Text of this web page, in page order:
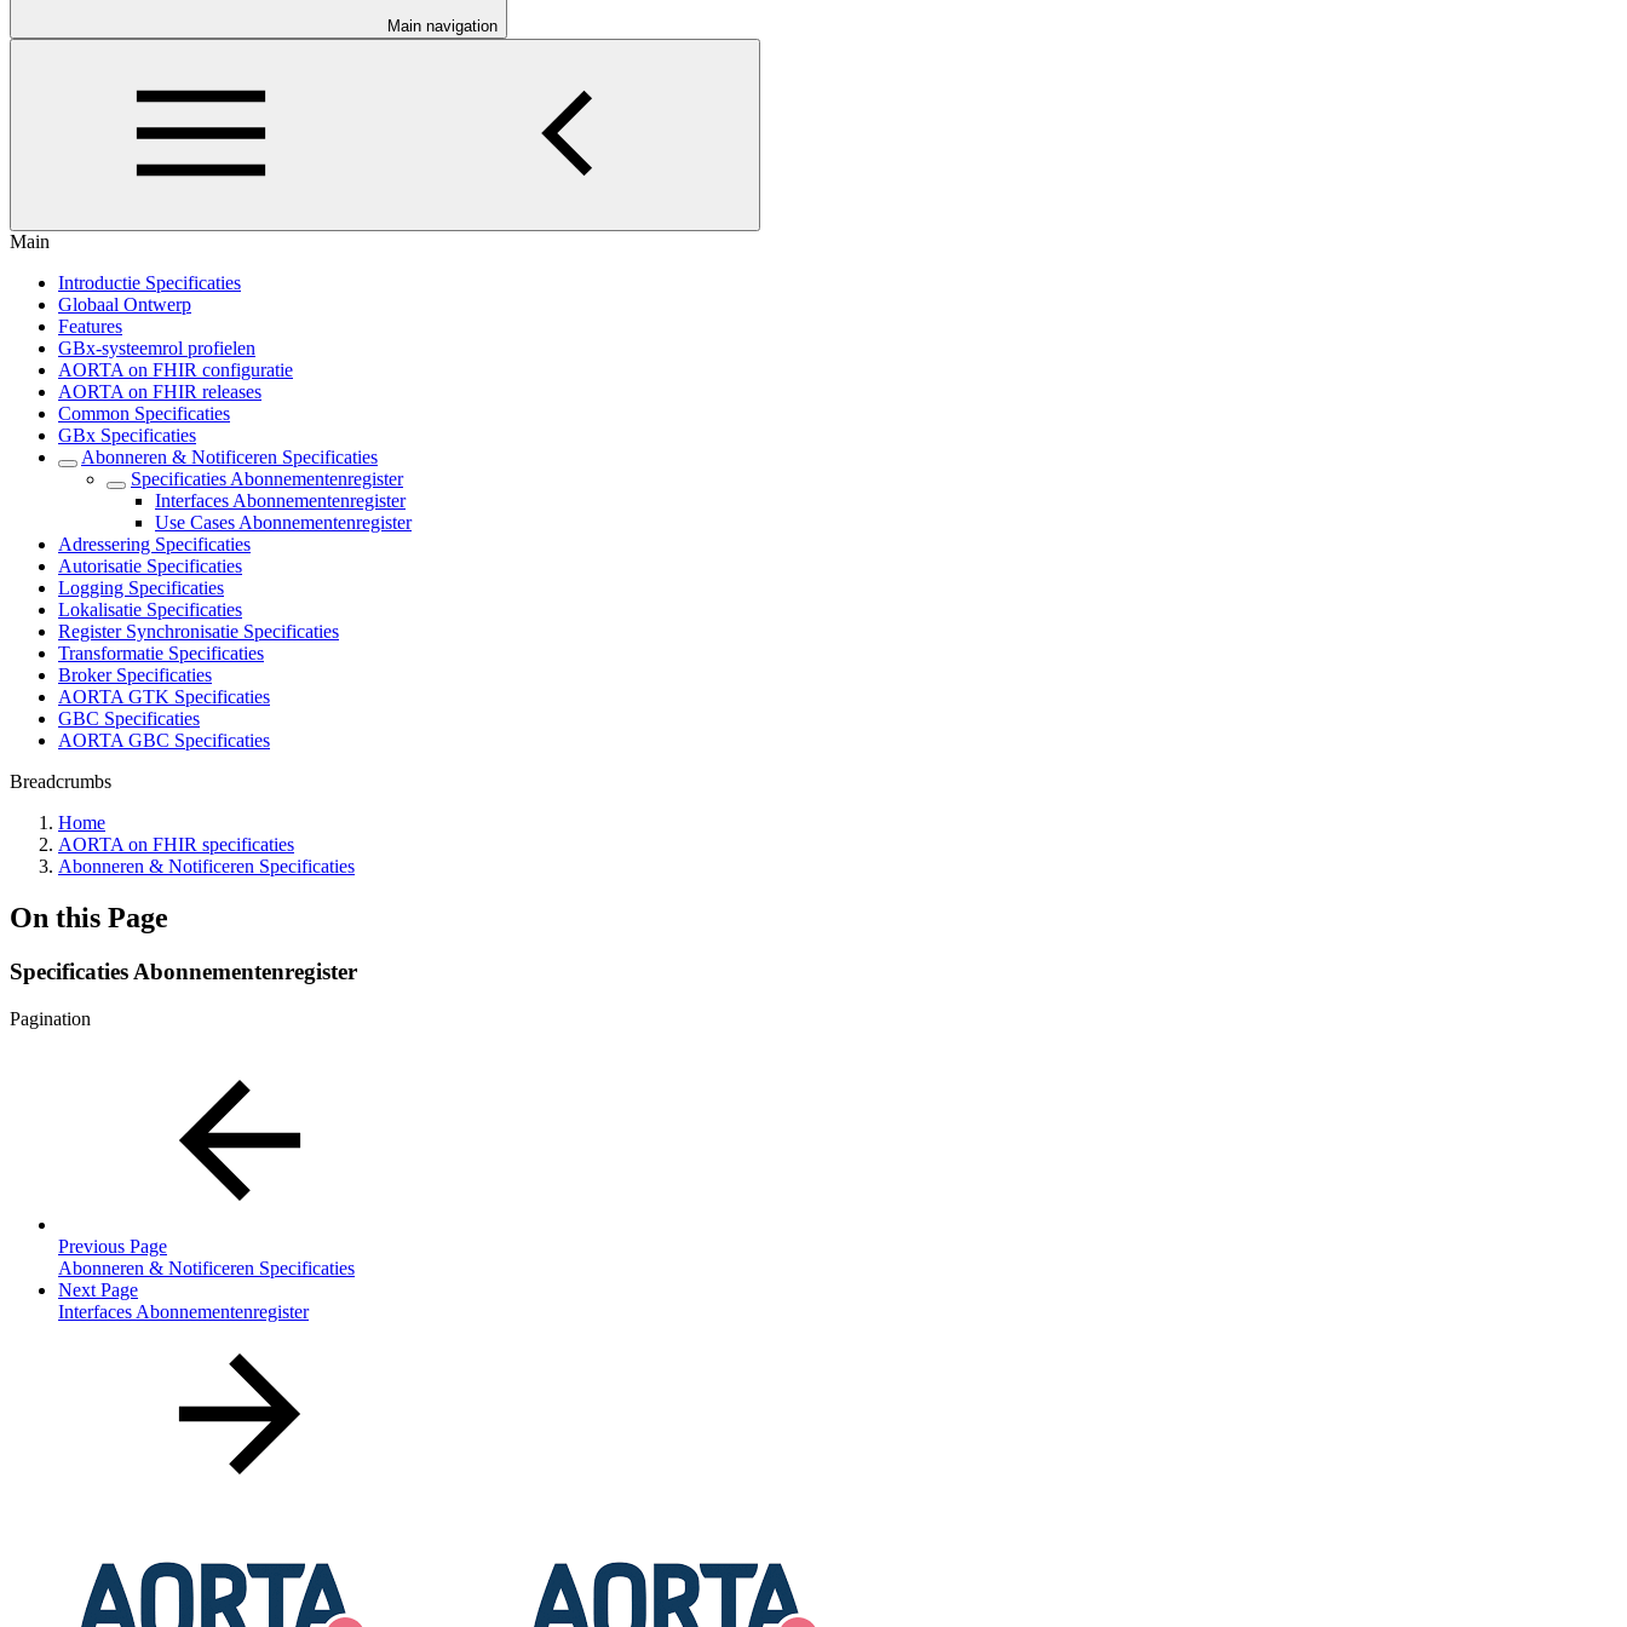
Main navigation
Main
Introductie Specificaties
Globaal Ontwerp
Features
GBx-systeemrol profielen
AORTA on FHIR configuratie
AORTA on FHIR releases
Common Specificaties
GBx Specificaties
Abonneren & Notificeren Specificaties
Specificaties Abonnementenregister
Interfaces Abonnementenregister
Use Cases Abonnementenregister
Adressering Specificaties
Autorisatie Specificaties
Logging Specificaties
Lokalisatie Specificaties
Register Synchronisatie Specificaties
Transformatie Specificaties
Broker Specificaties
AORTA GTK Specificaties
GBC Specificaties
AORTA GBC Specificaties
Breadcrumbs
Home
AORTA on FHIR specificaties
Abonneren & Notificeren Specificaties
On this Page
Specificaties Abonnementenregister
Pagination
Previous Page
Abonneren & Notificeren Specificaties
Next Page
Interfaces Abonnementenregister